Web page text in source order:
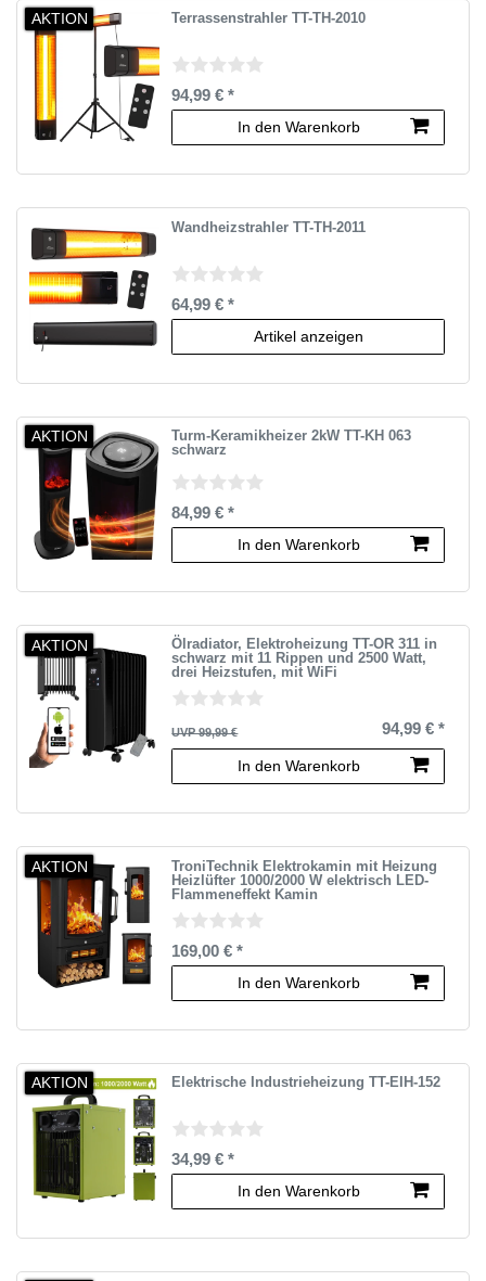
AKTION Terrassenstrahler TT-TH-2010
94,99 € *
In den Warenkorb
Wandheizstrahler TT-TH-2011
64,99 € *
Artikel anzeigen
AKTION
Turm-Keramikheizer 2kW TT-KH 063
schwarz
84,99 € *
In den Warenkorb
AKTION
Ölradiator, Elektroheizung TT-OR 311 in
schwarz mit 11 Rippen und 2500 Watt,
drei Heizstufen, mit WiFi
UVP 99,99 € 94,99 € *
In den Warenkorb
AKTION
TroniTechnik Elektrokamin mit Heizung
Heizlüfter 1000/2000 W elektrisch LED-
Flammeneffekt Kamin
169,00 € *
In den Warenkorb
AKTION Elektrische Industrieheizung TT-EIH-152
34,99 € *
In den Warenkorb